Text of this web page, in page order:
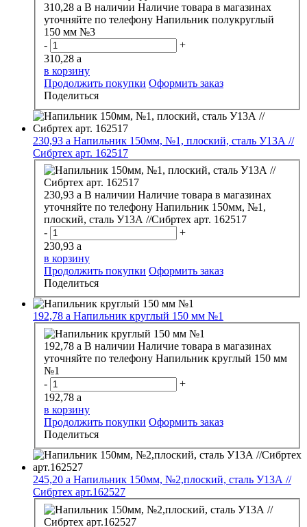
310,28 a В наличии Наличие товара в магазинах
уточняйте по телефону Напильник полукруглый
150 мм №3
-
+
310,28 a
в корзину
Продолжить покупки Оформить заказ
Поделиться
230,93 a Напильник 150мм, №1, плоский, сталь У13А //
Сибртех арт. 162517
230,93 a В наличии Наличие товара в магазинах
уточняйте по телефону Напильник 150мм, №1,
плоский, сталь У13А //Сибртех арт. 162517
-
+
230,93 a
в корзину
Продолжить покупки Оформить заказ
Поделиться
192,78 a Напильник круглый 150 мм №1
192,78 a В наличии Наличие товара в магазинах
уточняйте по телефону Напильник круглый 150 мм
№1
-
+
192,78 a
в корзину
Продолжить покупки Оформить заказ
Поделиться
245,20 a Напильник 150мм, №2,плоский, сталь У13А //
Сибртех арт.162527